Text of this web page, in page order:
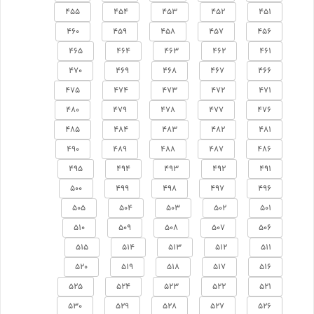
451
452
453
454
455
456
457
458
459
460
461
462
463
464
465
466
467
468
469
470
471
472
473
474
475
476
477
478
479
480
481
482
483
484
485
486
487
488
489
490
491
492
493
494
495
496
497
498
499
500
501
502
503
504
505
506
507
508
509
510
511
512
513
514
515
516
517
518
519
520
521
522
523
524
525
526
527
528
529
530